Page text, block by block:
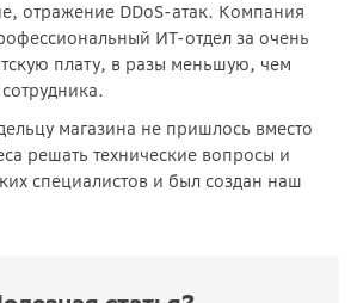
отражение DDoS-атак. Компания
ИТ-отдел за очень
плату, в разы меньшую, чем
магазина не пришлось вместо
решать технические вопросы и
специалистов и был создан наш